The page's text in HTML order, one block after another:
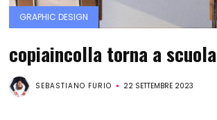
GRAPHIC DESIGN
copiaincolla torna a scuola
SEBASTIANO FURIO 22 SETTEMBRE 2023